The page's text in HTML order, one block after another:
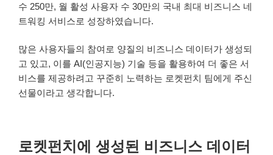
수 250만, 월 활성 사용자 수 30만의 국내 최대 비즈니스 네
트워킹 서비스로 성장하였습니다.
많은 사용자들의 참여로 양질의 비즈니스 데이터가 생성되
고 있고, 이를 AI(인공지능) 기술 등을 활용하여 더 좋은 서
비스를 제공하려고 꾸준히 노력하는 로켓펀치 팀에게 주신
선물이라고 생각합니다.
로켓펀치에 생성된 비즈니스 데이터